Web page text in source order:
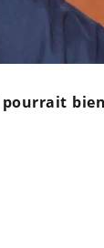
pourrait